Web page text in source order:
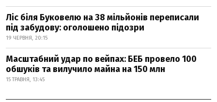
Ліс біля Буковелю на 38 мільйонів переписали
під забудову: оголошено підозри
19 ЧЕРВНЯ, 20:15
Масштабний удар по вейпах: БЕБ провело 100
обшуків та вилучило майна на 150 млн
15 ТРАВНЯ, 13:45